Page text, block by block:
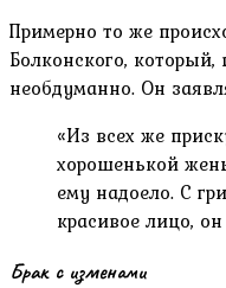
Примерно то же
Болконского,
необдуманно. Он
«Из всех же
хорошенькой
ему надоело. С
красивое лицо,
Брак с изменами